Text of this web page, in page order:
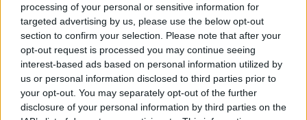
processing of your personal or sensitive information for
targeted advertising by us, please use the below opt-out
section to confirm your selection. Please note that after your
opt-out request is processed you may continue seeing
interest-based ads based on personal information utilized by
us or personal information disclosed to third parties prior to
your opt-out. You may separately opt-out of the further
disclosure of your personal information by third parties on the
Staran luetuimmat